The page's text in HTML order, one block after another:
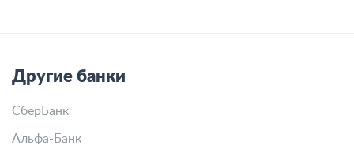
Другие банки
СберБанк
Альфа-Банк